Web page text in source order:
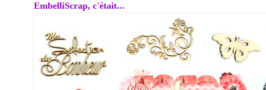
EmbelliScrap, c'était...